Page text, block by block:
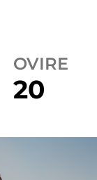
OVIRE
20